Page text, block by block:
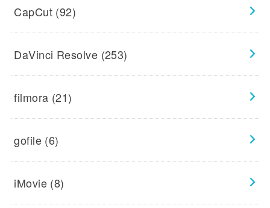
CapCut (92)
DaVinci Resolve (253)
filmora (21)
gofile (6)
iMovie (8)